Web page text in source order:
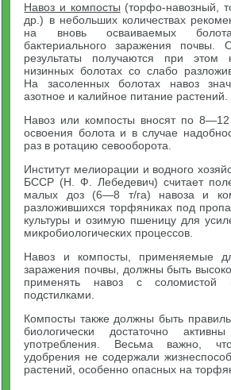
Навоз и компосты (торфо-навозный,
др.) в небольших количествах
на вновь осваиваемых
бактериального заражения почвы.
результаты получаются при
низинных болотах со слабо
На засоленных болотах навоз
азотное и калийное питание растений.
Навоз или компосты вносят по
освоения болота и в случае
раз в ротацию севооборота.
Институт мелиорации и водного
БССР (Н. Ф. Лебедевич) считает
малых доз (6—8 т/га) навоза и
разложившихся торфяниках под
культуры и озимую пшеницу для
микробиологических процессов.
Навоз и компосты, применяемые
заражения почвы, должны быть
применять навоз с соломистой
подстилками.
Компосты также должны быть
биологически достаточно
употребления. Весьма важно,
удобрения не содержали
растений, особенно опасных на